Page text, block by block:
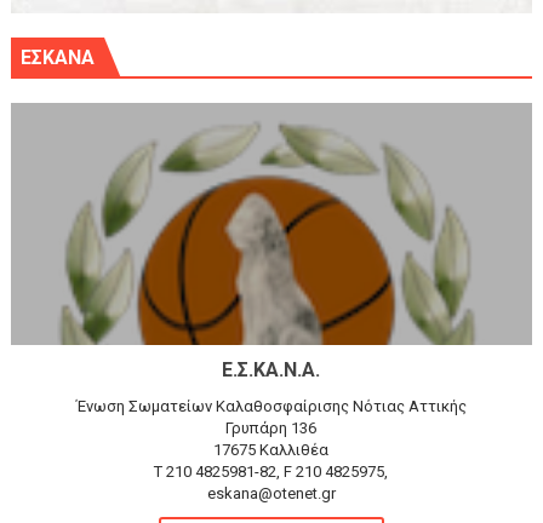
ΕΣΚΑΝΑ
Ε.Σ.ΚΑ.Ν.Α.
Ένωση Σωματείων Καλαθοσφαίρισης Νότιας Αττικής
Γρυπάρη 136
17675 Καλλιθέα
T 210 4825981-82, F 210 4825975,
eskana@otenet.gr